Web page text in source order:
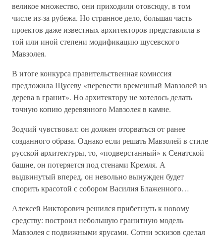
великое множество, они приходили отовсюду, в том
числе из-за рубежа. Но странное дело, большая часть
проектов даже известных архитекторов представляла в
той или иной степени модификацию щусевского
Мавзолея.
В итоге конкурса правительственная комиссия
предложила Щусеву «перевести временный Мавзолей из
дерева в гранит». Но архитектору не хотелось делать
точную копию деревянного Мавзолея в камне.
Зодчий чувствовал: он должен оторваться от ранее
созданного образа. Однако если решать Мавзолей в стиле
русской архитектуры, то, «подверстанный» к Сенатской
башне, он потеряется под стенами Кремля. А
выдвинутый вперед, он невольно вынужден будет
спорить красотой с собором Василия Блаженного…
Алексей Викторович решился прибегнуть к новому
средству: построил небольшую гранитную модель
Мавзолея с подвижными ярусами. Сотни эскизов сделал